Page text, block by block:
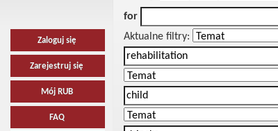
Zaloguj się
Zarejestruj się
Mój RUB
FAQ
for
Aktualne filtry: